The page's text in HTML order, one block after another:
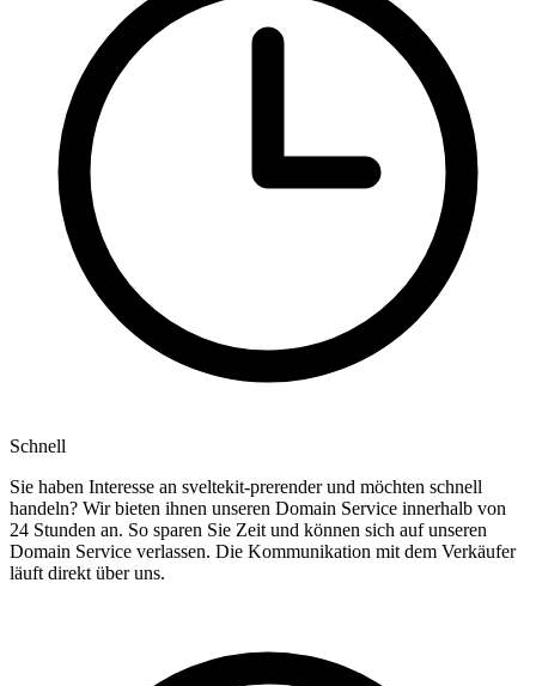
Schnell
Sie haben Interesse an sveltekit-prerender und möchten schnell
handeln? Wir bieten ihnen unseren Domain Service innerhalb von
24 Stunden an. So sparen Sie Zeit und können sich auf unseren
Domain Service verlassen. Die Kommunikation mit dem Verkäufer
läuft direkt über uns.